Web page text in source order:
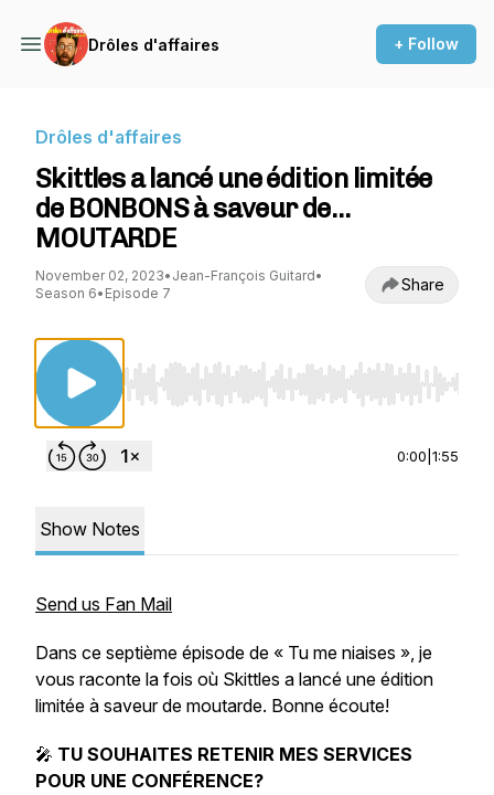
Drôles d'affaires + Follow
Drôles d'affaires
Skittles a lancé une édition limitée
de BONBONS à saveur de…
MOUTARDE
November 02, 2023• Jean-François Guitard•
Season 6• Episode 7 Share
Use Left/Right to seek, Home/End to jump to
0:00 1:55
Show Notes
Send us Fan Mail
Dans ce septième épisode de « Tu me niaises », je
vous raconte la fois où Skittles a lancé une édition
limitée à saveur de moutarde. Bonne écoute!
🎤 TU SOUHAITES RETENIR MES SERVICES
POUR UNE CONFÉRENCE?